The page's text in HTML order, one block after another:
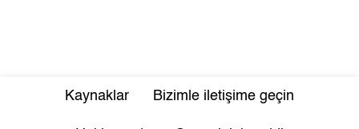
Kaynaklar Bizimle iletişime geçin